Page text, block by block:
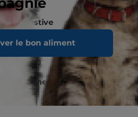
le bon aliment
digestive
du système
du cerveau
des yeux